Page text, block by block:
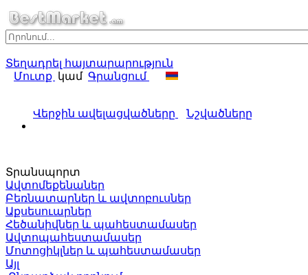
Տեղադրել հայտարարություն
Մուտք կամ Գրանցում
Վերջին ավելացվածները Նշվածները
Տրանսպորտ
Ավտոմեքենաներ
Բեռնատարներ և ավտոբուսներ
Աքսեսուարներ
Հեծանիվներ և պահեստամասեր
Ավտոպահեստամասեր
Մոտոցիկլներ և պահեստամասեր
Այլ